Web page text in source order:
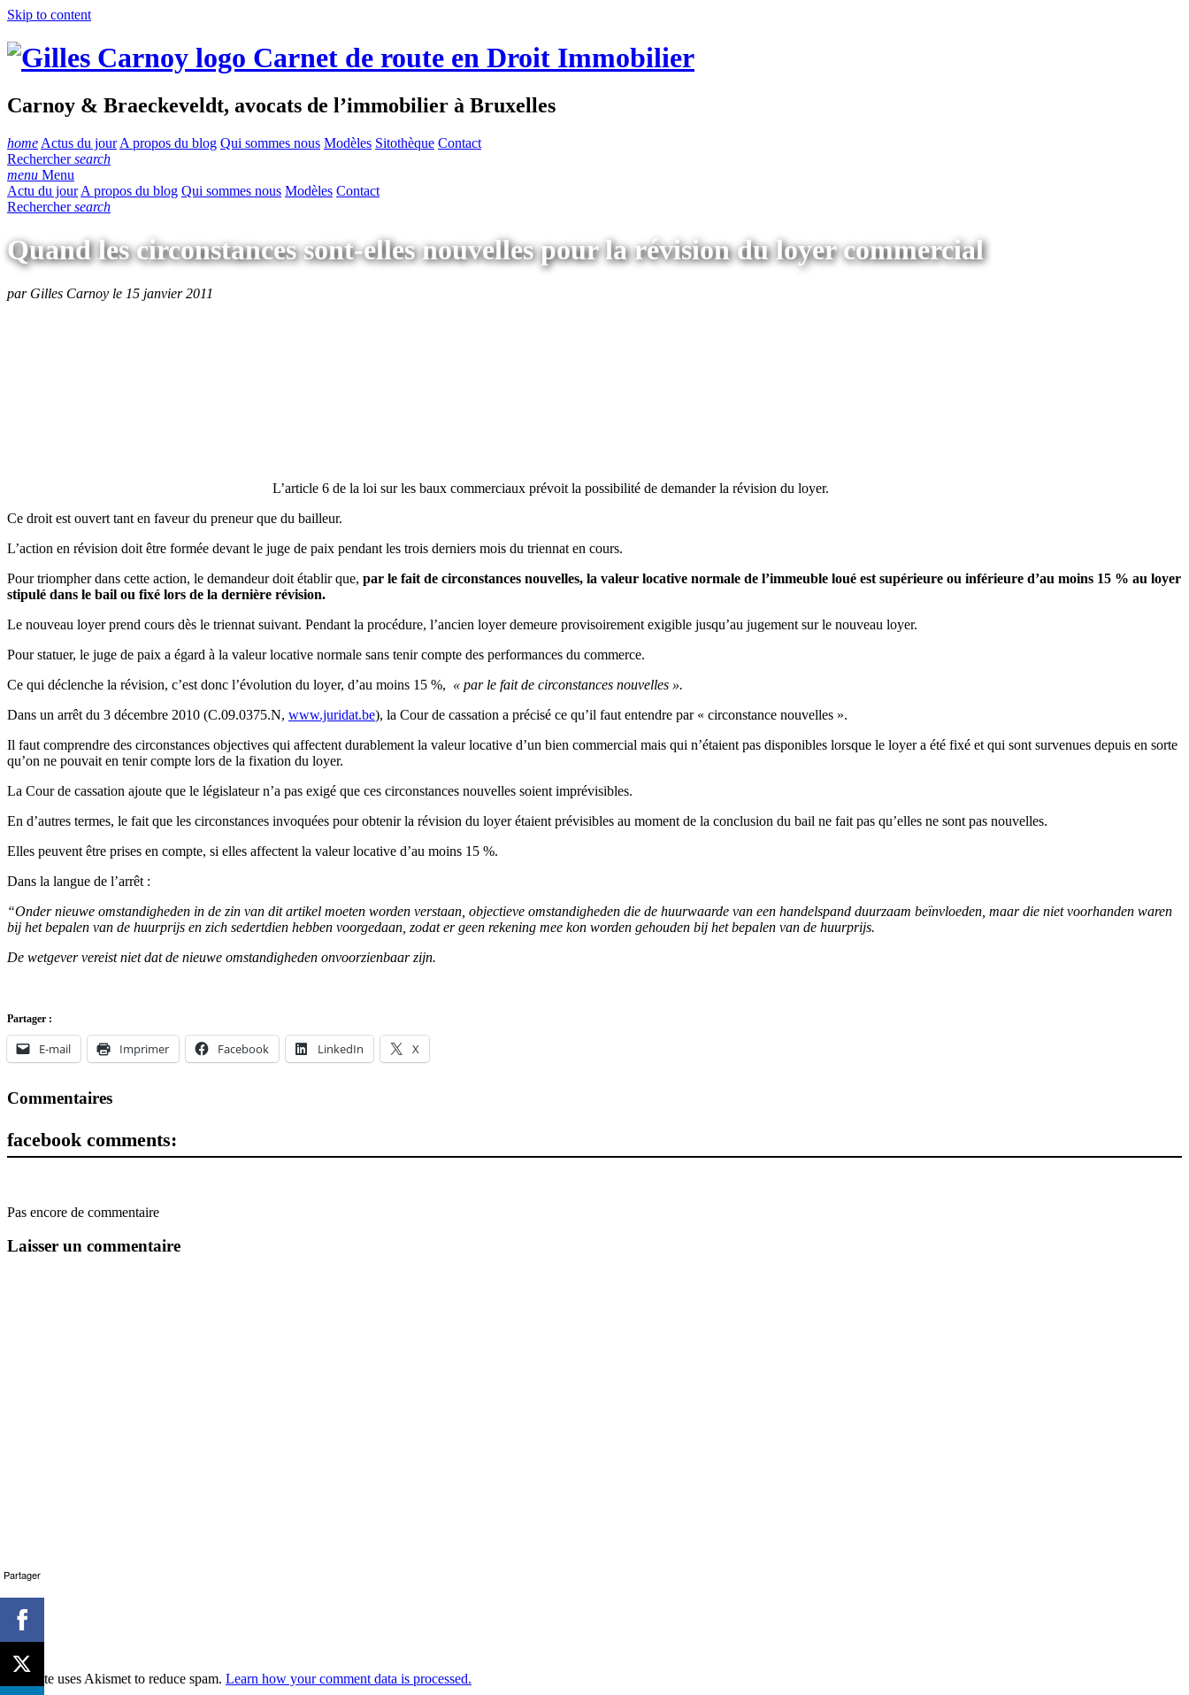
Skip to content
Carnet de route en Droit Immobilier
Carnoy & Braeckeveldt, avocats de l’immobilier à Bruxelles
home Actus du jour A propos du blog Qui sommes nous Modèles Sitothèque Contact
Recherchersearch
menu Menu
Actu du jour A propos du blog Qui sommes nous Modèles Contact
Recherchersearch
Quand les circonstances sont-elles nouvelles pour la révision du loyer commercial
par Gilles Carnoy le 15 janvier 2011
L’article 6 de la loi sur les baux commerciaux prévoit la possibilité de demander la révision du loyer.
Ce droit est ouvert tant en faveur du preneur que du bailleur.
L’action en révision doit être formée devant le juge de paix pendant les trois derniers mois du triennat en cours.
Pour triompher dans cette action, le demandeur doit établir que, par le fait de circonstances nouvelles, la valeur locative normale de l’immeuble loué est supérieure ou inférieure d’au moins 15 % au loyer
stipulé dans le bail ou fixé lors de la dernière révision.
Le nouveau loyer prend cours dès le triennat suivant. Pendant la procédure, l’ancien loyer demeure provisoirement exigible jusqu’au jugement sur le nouveau loyer.
Pour statuer, le juge de paix a égard à la valeur locative normale sans tenir compte des performances du commerce.
Ce qui déclenche la révision, c’est donc l’évolution du loyer, d’au moins 15 %, « par le fait de circonstances nouvelles ».
Dans un arrêt du 3 décembre 2010 (C.09.0375.N, www.juridat.be), la Cour de cassation a précisé ce qu’il faut entendre par « circonstance nouvelles ».
Il faut comprendre des circonstances objectives qui affectent durablement la valeur locative d’un bien commercial mais qui n’étaient pas disponibles lorsque le loyer a été fixé et qui sont survenues depuis en sorte
qu’on ne pouvait en tenir compte lors de la fixation du loyer.
La Cour de cassation ajoute que le législateur n’a pas exigé que ces circonstances nouvelles soient imprévisibles.
En d’autres termes, le fait que les circonstances invoquées pour obtenir la révision du loyer étaient prévisibles au moment de la conclusion du bail ne fait pas qu’elles ne sont pas nouvelles.
Elles peuvent être prises en compte, si elles affectent la valeur locative d’au moins 15 %.
Dans la langue de l’arrêt :
“Onder nieuwe omstandigheden in de zin van dit artikel moeten worden verstaan, objectieve omstandigheden die de huurwaarde van een handelspand duurzaam beïnvloeden, maar die niet voorhanden waren
bij het bepalen van de huurprijs en zich sedertdien hebben voorgedaan, zodat er geen rekening mee kon worden gehouden bij het bepalen van de huurprijs.
De wetgever vereist niet dat de nieuwe omstandigheden onvoorzienbaar zijn.
Partager :
E-mail Imprimer Facebook LinkedIn X
Commentaires
facebook comments:
Pas encore de commentaire
Laisser un commentaire
This site uses Akismet to reduce spam. Learn how your comment data is processed.
Partager